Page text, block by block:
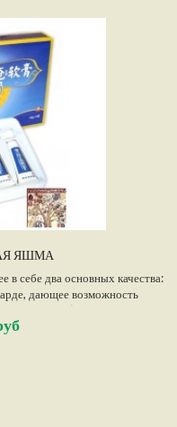
ЯШМА
в себе два основных качества:
дающее возможность
голоданию), и улучшение
сгущению крови и